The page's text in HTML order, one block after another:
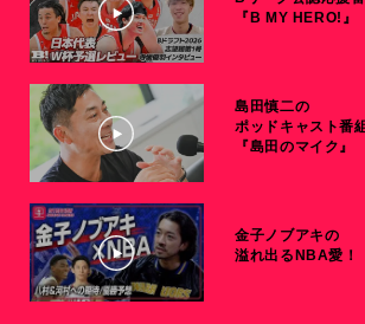
『B MY HERO!』
島田慎二の
ポッドキャスト番組
『島田のマイク』
金子ノブアキの
溢れ出るNBA愛！